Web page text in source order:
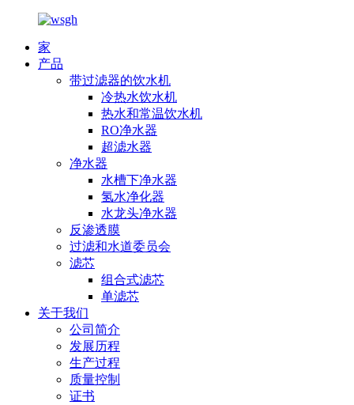
家
产品
带过滤器的饮水机
冷热水饮水机
热水和常温饮水机
RO净水器
超滤水器
净水器
水槽下净水器
氢水净化器
水龙头净水器
反渗透膜
过滤和水道委员会
滤芯
组合式滤芯
单滤芯
关于我们
公司简介
发展历程
生产过程
质量控制
证书